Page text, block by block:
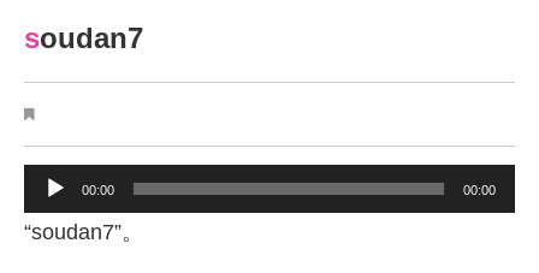
soudan7
声
00:00 00:00
“soudan7”。